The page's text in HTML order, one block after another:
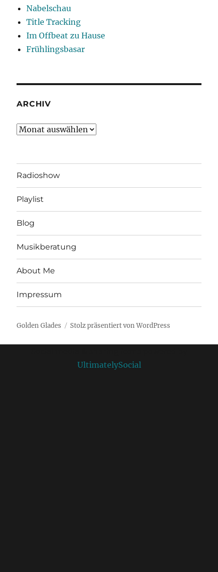
Nabelschau
Title Tracking
Im Offbeat zu Hause
Frühlingsbasar
ARCHIV
Archiv
Radioshow
Playlist
Blog
Musikberatung
About Me
Impressum
Golden Glades Stolz präsentiert von WordPress
UltimatelySocial